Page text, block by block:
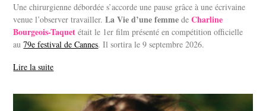
Une chirurgienne débordée s’accorde une pause grâce à une écrivaine
venue l’observer travailler.La Vie d’une femme deCharline
Bourgeois-Taquet était le 1er film présenté en compétition officielle
au79e festival de Cannes. Il sortira le 9 septembre 2026.
Lire la suite